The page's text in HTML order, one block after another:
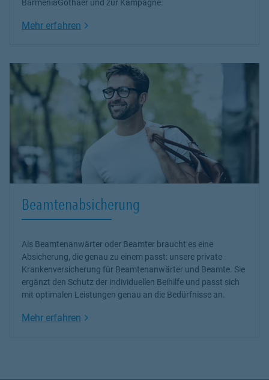
BarmeniaGothaer und zur Kampagne.
Mehr erfahren Link Opens in New Tab
Beamtenabsicherung
Als Beamtenanwärter oder Beamter braucht es eine
Absicherung, die genau zu einem passt: unsere private
Krankenversicherung für Beamtenanwärter und Beamte. Sie
ergänzt den Schutz der individuellen Beihilfe und passt sich
mit optimalen Leistungen genau an die Bedürfnisse an.
Mehr erfahren Link Opens in New Tab